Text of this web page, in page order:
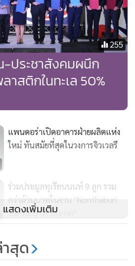
255
ประชาสังคมผนึก
าสติกในทะเล 50%
แพนดอร่าเปิดอาคารฝ่ายผลิตแห่ง
ใหม่ ทันสมัยที่สุดในวงการจิวเวลรี
ร่วมประมูลทุเรียนนนท์ 9 ลูก รวม
กว่าล้านบาทในงาน "Nonthaburi
the King of Durian"
วิสัญญีแพทย์ ผู้ฟันธงสุขภาพลูก
แสดงเพิ่มเติม
สุด